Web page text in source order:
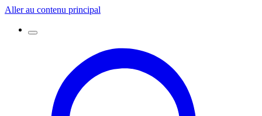
Aller au contenu principal